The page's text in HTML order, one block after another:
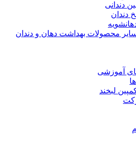
دندانی
دندان
محصولات بهداشت دهان و دندان
آموزشی
لبخند